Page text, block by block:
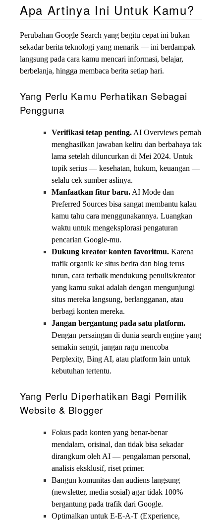
Apa Artinya Ini Untuk Kamu?
Perubahan Google Search yang begitu cepat ini bukan
sekadar berita teknologi yang menarik — ini berdampak
langsung pada cara kamu mencari informasi, belajar,
berbelanja, hingga membaca berita setiap hari.
Yang Perlu Kamu Perhatikan Sebagai
Pengguna
Verifikasi tetap penting. AI Overviews pernah
menghasilkan jawaban keliru dan berbahaya tak
lama setelah diluncurkan di Mei 2024. Untuk
topik serius — kesehatan, hukum, keuangan —
selalu cek sumber aslinya.
Manfaatkan fitur baru. AI Mode dan
Preferred Sources bisa sangat membantu kalau
kamu tahu cara menggunakannya. Luangkan
waktu untuk mengeksplorasi pengaturan
pencarian Google-mu.
Dukung kreator konten favoritmu. Karena
trafik organik ke situs berita dan blog terus
turun, cara terbaik mendukung penulis/kreator
yang kamu sukai adalah dengan mengunjungi
situs mereka langsung, berlangganan, atau
berbagi konten mereka.
Jangan bergantung pada satu platform.
Dengan persaingan di dunia search engine yang
semakin sengit, jangan ragu mencoba
Perplexity, Bing AI, atau platform lain untuk
kebutuhan tertentu.
Yang Perlu Diperhatikan Bagi Pemilik
Website & Blogger
Fokus pada konten yang benar-benar
mendalam, orisinal, dan tidak bisa sekadar
dirangkum oleh AI — pengalaman personal,
analisis eksklusif, riset primer.
Bangun komunitas dan audiens langsung
(newsletter, media sosial) agar tidak 100%
bergantung pada trafik dari Google.
Optimalkan untuk E-E-A-T (Experience,